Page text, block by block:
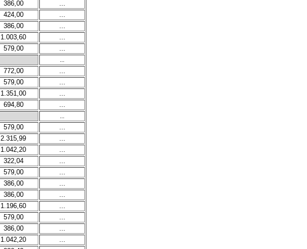
386,00
...
424,00
...
386,00
...
1.003,60
...
579,00
...
...
772,00
...
579,00
...
1.351,00
...
694,80
...
...
579,00
...
2.315,99
...
1.042,20
...
322,04
...
579,00
...
386,00
...
386,00
...
1.196,60
...
579,00
...
386,00
...
1.042,20
...